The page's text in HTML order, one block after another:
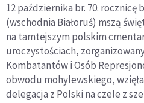
12 października br. 70. rocznicę
(wschodnia Białoruś) mszą
na tamtejszym polskim
uroczystościach,
Kombatantów i Osób
obwodu mohylewskiego,
delegacja z Polski na czele z